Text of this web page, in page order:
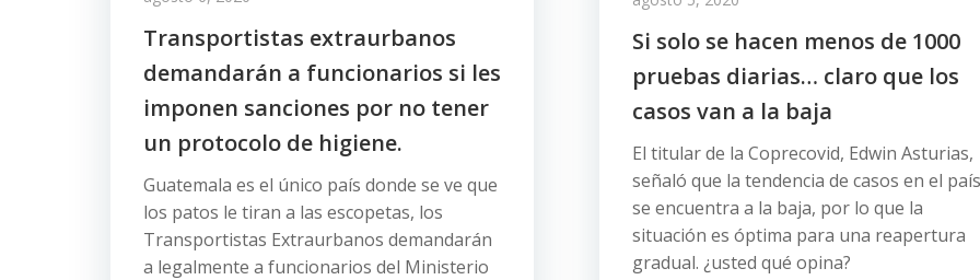
Transportistas extraurbanos
demandarán a funcionarios si les
imponen sanciones por no tener
un protocolo de higiene.
Guatemala es el único país donde se ve que
los patos le tiran a las escopetas, los
Transportistas Extraurbanos demandarán
a legalmente a funcionarios del Ministerio
Si solo se hacen menos de 1000
pruebas diarias… claro que los
casos van a la baja
El titular de la Coprecovid, Edwin Asturias,
señaló que la tendencia de casos en el país
se encuentra a la baja, por lo que la
situación es óptima para una reapertura
gradual. ¿usted qué opina?